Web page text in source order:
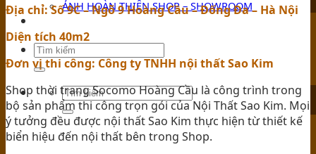
ẢNH HOÀN THIỆN SHOP – SHOWROOM
Địa chỉ: Số 9C – Ngõ 9 Hoàng Cầu – Đống Đa – Hà Nội
Diện tích 40m2
Đơn vị thi công: Công ty TNHH nội thất Sao Kim
Shop thời trang Socomo Hoàng Cầu là công trình trong
bộ sản phẩm thi công trọn gói của Nội Thất Sao Kim. Mọi
ý tưởng đều được nội thất Sao Kim thực hiện từ thiết kế
biển hiệu đến nội thất bên trong Shop.